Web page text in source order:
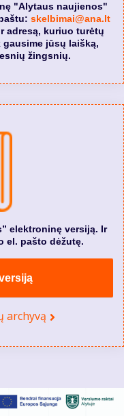
"Alytaus naujienos"
skelbimai@ana.lt
adresą, kuriuo turėtų
jūsų laišką,
žingsnių.
elektroninę versiją. Ir
el. pašto dėžutę.
archyvą